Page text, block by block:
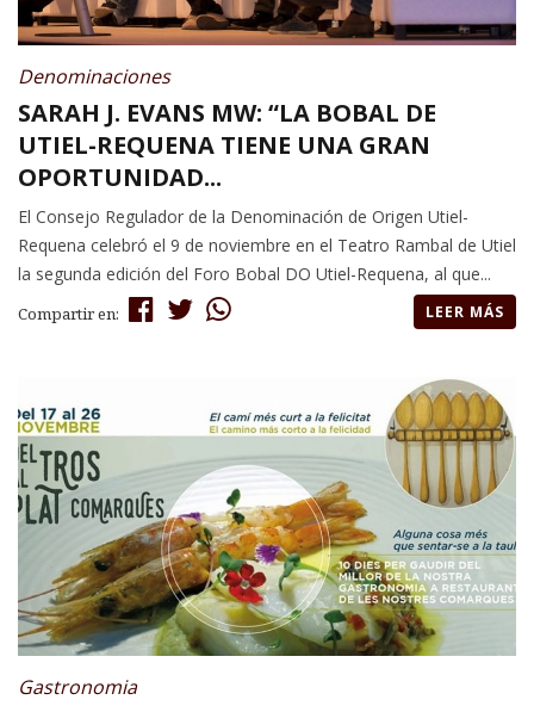
Denominaciones
SARAH J. EVANS MW: “LA BOBAL DE
UTIEL-REQUENA TIENE UNA GRAN
OPORTUNIDAD...
El Consejo Regulador de la Denominación de Origen Utiel-
Requena celebró el 9 de noviembre en el Teatro Rambal de Utiel
la segunda edición del Foro Bobal DO Utiel-Requena, al que...
Compartir en: LEER MÁS
Gastronomia